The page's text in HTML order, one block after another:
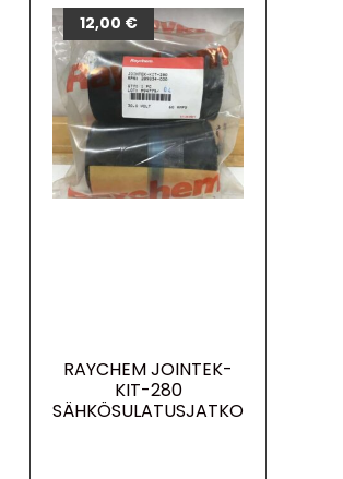
RAYCHEM JOINTEK-
KIT-280
SÄHKÖSULATUSJATKO
12,00 €